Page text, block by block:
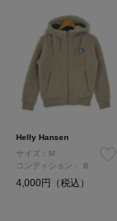
Helly Hansen
サイズ：M
コンディション：
B
4,000円（税込）